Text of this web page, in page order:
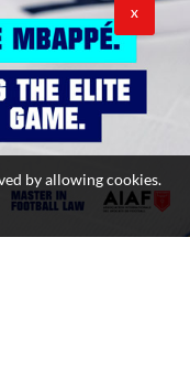
X
by allowing cookies.